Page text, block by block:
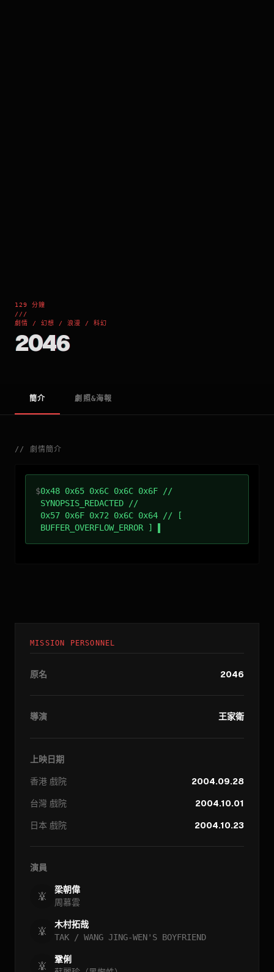
129 分鐘
///
劇情 / 幻想 / 浪漫 / 科幻
2046
簡介 劇照&海報
// 劇情簡介
$0x48 0x65 0x6C 0x6C 0x6F //
SYNOPSIS_REDACTED //
0x57 0x6F 0x72 0x6C 0x64 // [
BUFFER_OVERFLOW_ERROR ]
MISSION PERSONNEL
原名 2046
導演 王家衛
上映日期
香港 戲院
2004.09.28
台灣 戲院
2004.10.01
日本 戲院 2004.10.23
演員
梁朝偉
周慕雲
木村拓哉
TAK / WANG JING-WEN'S BOYFRIEND
鞏俐